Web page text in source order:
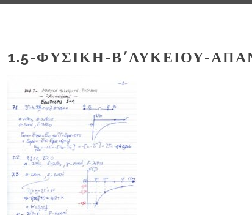
1.5-ΦΥΣΙΚΉ-Β΄ΛΥΚΕΊΟΥ-